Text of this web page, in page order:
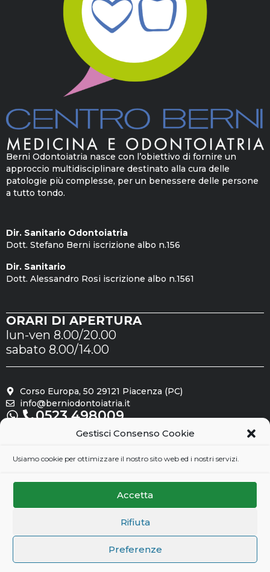
Gestisci Consenso Cookie
Usiamo cookie per ottimizzare il nostro sito web ed i nostri servizi.
Accetta
Rifiuta
Preferenze
Berni Odontoiatria nasce con l’obiettivo di fornire un
approccio multidisciplinare destinato alla cura delle
patologie più complesse, per un benessere delle persone
a tutto tondo.
Dir. Sanitario Odontoiatria
Dott. Stefano Berni iscrizione albo n.156
Dir. Sanitario
Dott. Alessandro Rosi iscrizione albo n.1561
ORARI DI APERTURA
lun-ven 8.00/20.00
sabato 8.00/14.00
Corso Europa, 50 29121 Piacenza (PC)
info@berniodontoiatria.it
0523.498009